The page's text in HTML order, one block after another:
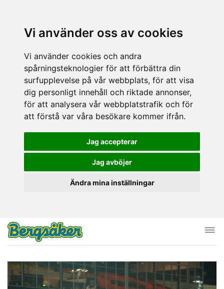
Vi använder oss av cookies
Vi använder cookies och andra
spårningsteknologier för att förbättra din
surfupplevelse på vår webbplats, för att visa
dig personligt innehåll och riktade annonser,
för att analysera vår webbplatstrafik och för
att förstå var våra besökare kommer ifrån.
Jag accepterar
Jag avböjer
Ändra mina inställningar